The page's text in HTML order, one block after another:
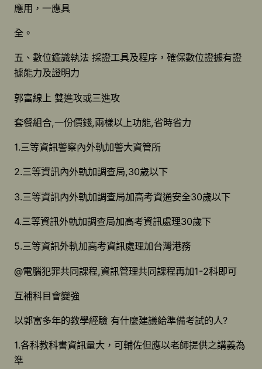
應用，一應具
全。
五、數位鑑識執法 採證工具及程序，確保數位證據有證
據能力及證明力
郭富線上 雙進攻或三進攻
套餐組合,一份價錢,兩樣以上功能,省時省力
1.三等資訊警察內外軌加警大資管所
2.三等資訊內外軌加調查局,30歲以下
3.三等資訊內外軌加調查局加高考資通安全30歲以下
4.三等資訊外軌加調查局加高考資訊處理30歲下
5.三等資訊外軌加高考資訊處理加台灣港務
@電腦犯罪共同課程,資訊管理共同課程再加1-2科即可
互補科目會變強
以郭富多年的教學經驗 有什麼建議給準備考試的人?
1.各科教科書資訊量大，可輔佐但應以老師提供之講義為
準